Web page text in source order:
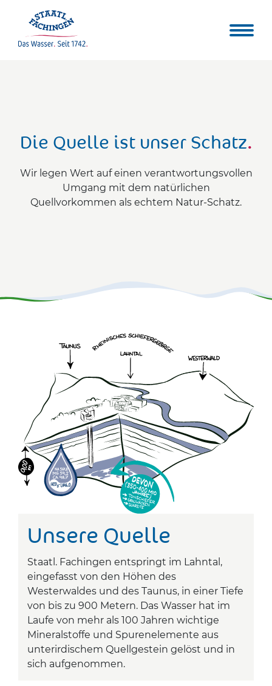
Die Quelle ist unser Schatz.
Wir legen Wert auf einen verantwortungsvollen
Umgang mit dem natürlichen
Quellvorkommen als echtem Natur-Schatz.
Unsere Quelle
Staatl. Fachingen entspringt im Lahntal,
eingefasst von den Höhen des
Westerwaldes und des Taunus, in einer Tiefe
von bis zu 900 Metern. Das Wasser hat im
Laufe von mehr als 100 Jahren wichtige
Mineralstoffe und Spurenelemente aus
unterirdischem Quellgestein gelöst und in
sich aufgenommen.